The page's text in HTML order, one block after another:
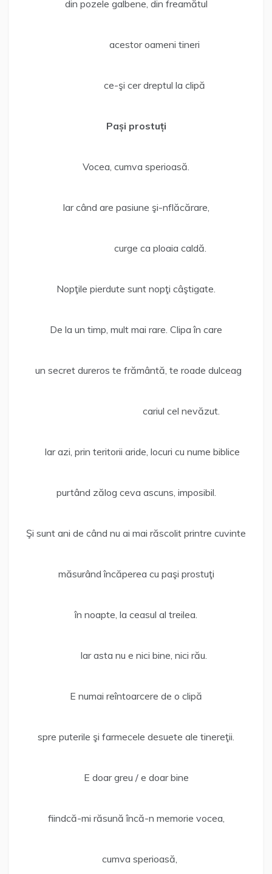
din pozele galbene, din freamătul
acestor oameni tineri
ce-şi cer dreptul la clipă
Pași prostuți
Vocea, cumva sperioasă.
Iar când are pasiune şi-nflăcărare,
curge ca ploaia caldă.
Nopţile pierdute sunt nopţi câştigate.
De la un timp, mult mai rare. Clipa în care
un secret dureros te frământă, te roade dulceag
cariul cel nevăzut.
Iar azi, prin teritorii aride, locuri cu nume biblice
purtând zălog ceva ascuns, imposibil.
Şi sunt ani de când nu ai mai răscolit printre cuvinte
măsurând încăperea cu paşi prostuţi
în noapte, la ceasul al treilea.
Iar asta nu e nici bine, nici rău.
E numai reîntoarcere de o clipă
spre puterile şi farmecele desuete ale tinereţii.
E doar greu / e doar bine
fiindcă-mi răsună încă-n memorie vocea,
cumva sperioasă,